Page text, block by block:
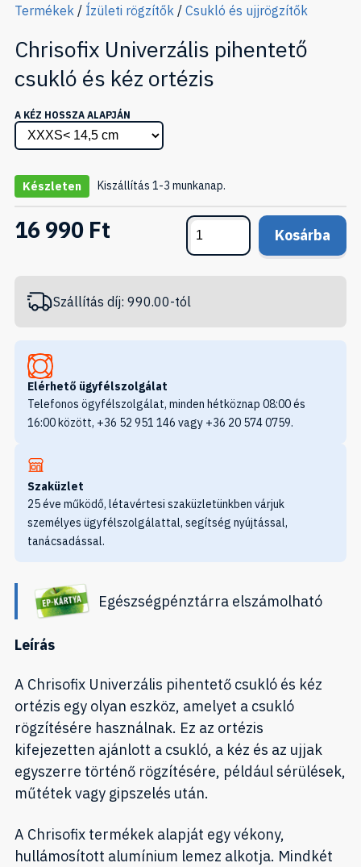
Termékek / Ízületi rögzítők / Csukló és ujjrögzítők
Chrisofix Univerzális pihentető
csukló és kéz ortézis
A KÉZ HOSSZA ALAPJÁN
Készleten Kiszállítás 1-3 munkanap.
16 990 Ft Kosárba
Szállítás díj: 990.00-tól
Elérhető ügyfélszolgálat
Telefonos ögyfélszolgálat, minden hétköznap 08:00 és
16:00 között, +36 52 951 146 vagy +36 20 574 0759.
Szaküzlet
25 éve működő, létavértesi szaküzletünkben várjuk
személyes ügyfélszolgálattal, segítség nyújtással,
tanácsadással.
Egészségpénztárra elszámolható
Leírás
A Chrisofix Univerzális pihentető csukló és kéz
ortézis egy olyan eszköz, amelyet a csukló
rögzítésére használnak. Ez az ortézis
kifejezetten ajánlott a csukló, a kéz és az ujjak
egyszerre történő rögzítésére, például sérülések,
műtétek vagy gipszelés után.
A Chrisofix termékek alapját egy vékony,
hullámosított alumínium lemez alkotja. Mindkét